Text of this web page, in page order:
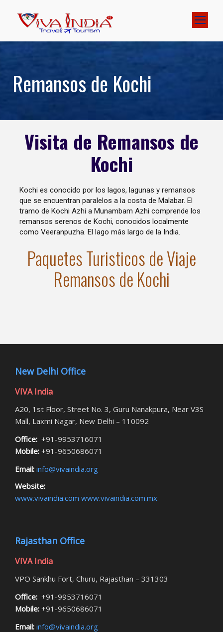
Remansos de Kochi
Visita de Remansos de
Kochi
Kochi es conocido por los lagos, lagunas y remansos
que se encuentran paralelos a la costa de Malabar. El
tramo de Kochi Azhi a Munambam Azhi comprende los
remansos serenos de Kochi, conocidos localmente
como Veeranpuzha. El lago más largo de la India.
Paquetes Turisticos de Viaje
Remansos de Kochi
New Delhi Office
VIVA India
A20, 1st Floor, Street No. 3, Guru Nanakpura, Near V3S
Mall, Laxmi Nagar, New Delhi – 110092
Office: +91-9953716071
Mobile: +91-9650686071
Email: info@vivaindia.org
Website:
www.vivaindia.com www.vivaindia.com.mx
Rajasthan Office
VIVA India
VPO Sankhu Fort, Churu, Rajasthan – 331303
Office: +91-9953716071
Mobile: +91-9650686071
Email: info@vivaindia.org